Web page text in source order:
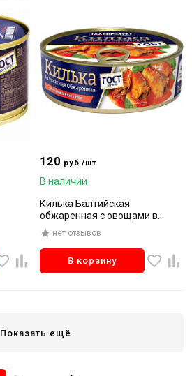
120 руб./шт
В наличии
Килька Балтийская
обжаренная с овощами в
томатном соусе Главпродукт
230г
нет отзывов
В корзину
Показать ещё